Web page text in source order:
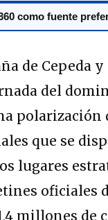
como fuente
de Cepeda
del
polarización
que se
lugares
oficiales
millones de